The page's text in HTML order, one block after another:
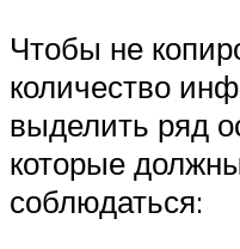
Чтобы не
количество
выделить ряд
которые
соблюдаться: